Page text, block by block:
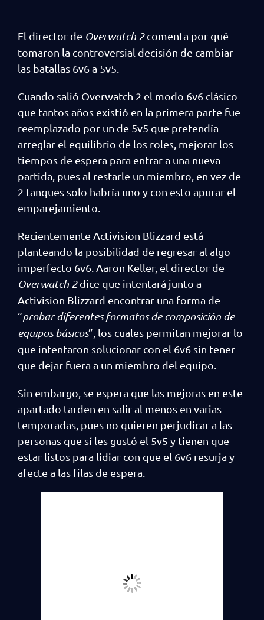
El director de Overwatch 2comenta por qué
tomaron la controversial decisión de cambiar
las batallas 6v6 a 5v5.
Cuando salió Overwatch 2 el modo 6v6 clásico
que tantos años existió en la primera parte fue
reemplazado por un de 5v5 que pretendía
arreglar el equilibrio de los roles, mejorar los
tiempos de espera para entrar a una nueva
partida, pues al restarle un miembro, en vez de
2 tanques solo habría uno y con esto apurar el
emparejamiento.
Recientemente Activision Blizzard está
planteando la posibilidad de regresar al algo
imperfecto 6v6. Aaron Keller, el director de
Overwatch 2dice que intentará junto a
Activision Blizzard encontrar una forma de
“probar diferentes formatos de composición de
equipos básicos”, los cuales permitan mejorar lo
que intentaron solucionar con el 6v6 sin tener
que dejar fuera a un miembro del equipo.
Sin embargo, se espera que las mejoras en este
apartado tarden en salir al menos en varias
temporadas, pues no quieren perjudicar a las
personas que sí les gustó el 5v5 y tienen que
estar listos para lidiar con que el 6v6 resurja y
afecte a las filas de espera.